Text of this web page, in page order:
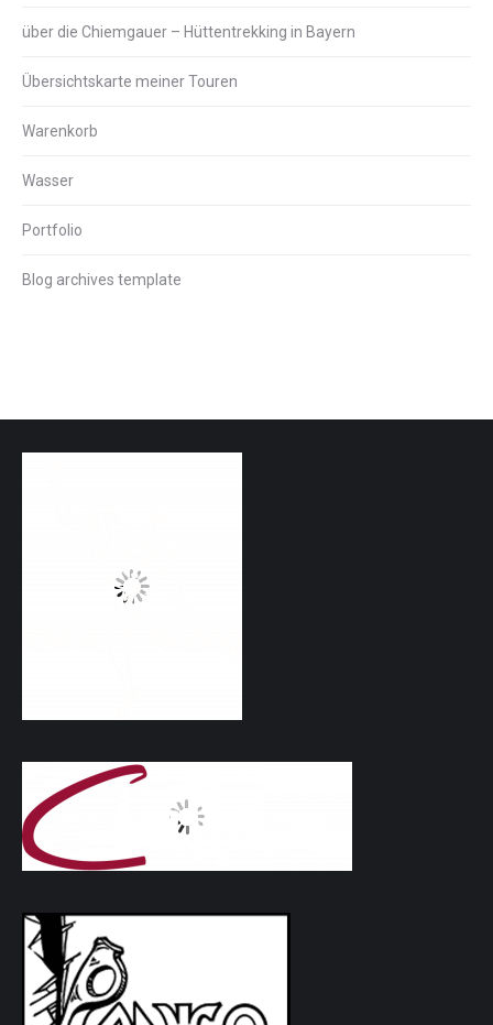
über die Chiemgauer – Hüttentrekking in Bayern
Übersichtskarte meiner Touren
Warenkorb
Wasser
Portfolio
Blog archives template